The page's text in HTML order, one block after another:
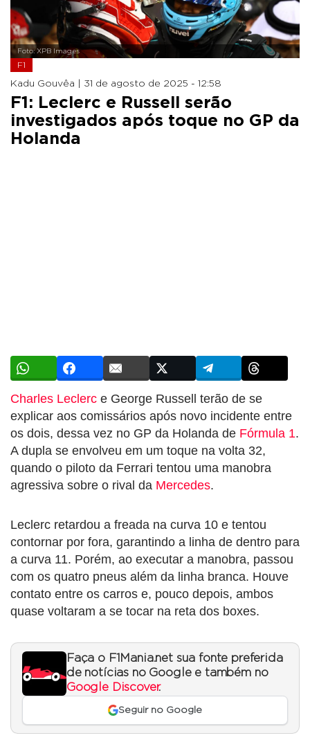
Foto: XPB Images
F1
Kadu Gouvêa | 31 de agosto de 2025 - 12:58
F1: Leclerc e Russell serão
investigados após toque no GP da
Holanda
Charles Leclerc e George Russell terão de se
explicar aos comissários após novo incidente entre
os dois, dessa vez no GP da Holanda de Fórmula 1.
A dupla se envolveu em um toque na volta 32,
quando o piloto da Ferrari tentou uma manobra
agressiva sobre o rival da Mercedes.
Leclerc retardou a freada na curva 10 e tentou
contornar por fora, garantindo a linha de dentro para
a curva 11. Porém, ao executar a manobra, passou
com os quatro pneus além da linha branca. Houve
contato entre os carros e, pouco depois, ambos
quase voltaram a se tocar na reta dos boxes.
Faça o F1Mania.net sua fonte preferida
de notícias no Google e também no
Google Discover.
Seguir no Google